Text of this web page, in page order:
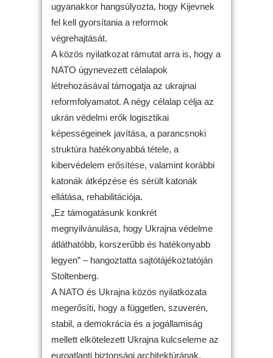
ugyanakkor hangsúlyozta, hogy Kijevnek
fel kell gyorsítania a reformok
végrehajtását.
A közös nyilatkozat rámutat arra is, hogy a
NATO úgynevezett célalapok
létrehozásával támogatja az ukrajnai
reformfolyamatot. A négy célalap célja az
ukrán védelmi erők logisztikai
képességeinek javítása, a parancsnoki
struktúra hatékonyabbá tétele, a
kibervédelem erősítése, valamint korábbi
katonák átképzése és sérült katonák
ellátása, rehabilitációja.
„Ez támogatásunk konkrét
megnyilvánulása, hogy Ukrajna védelme
átláthatóbb, korszerűbb és hatékonyabb
legyen” – hangoztatta sajtótájékoztatóján
Stoltenberg.
A NATO és Ukrajna közös nyilatkozata
megerősíti, hogy a független, szuverén,
stabil, a demokrácia és a jogállamiság
mellett elkötelezett Ukrajna kulcseleme az
euroatlanti biztonsági architektúrának,